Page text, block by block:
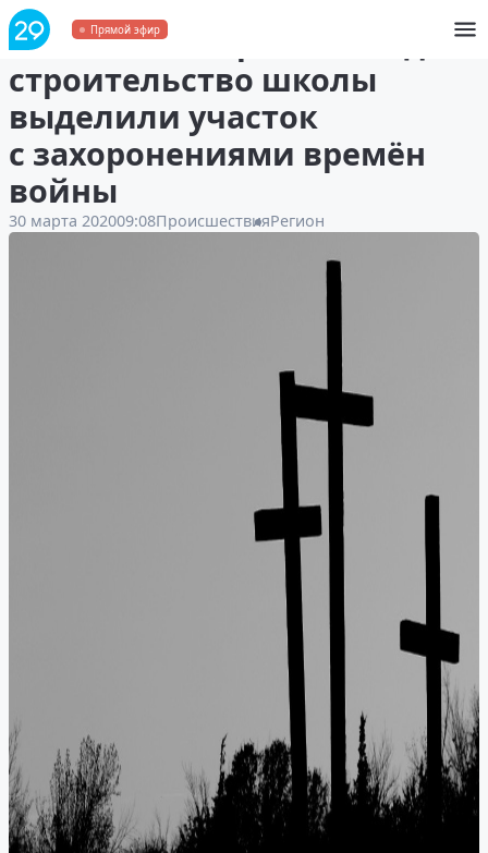
Прямой эфир
В Коношском районе под
строительство школы
выделили участок
с захоронениями времён
войны
30 марта 202009:08ПроисшествияРегион